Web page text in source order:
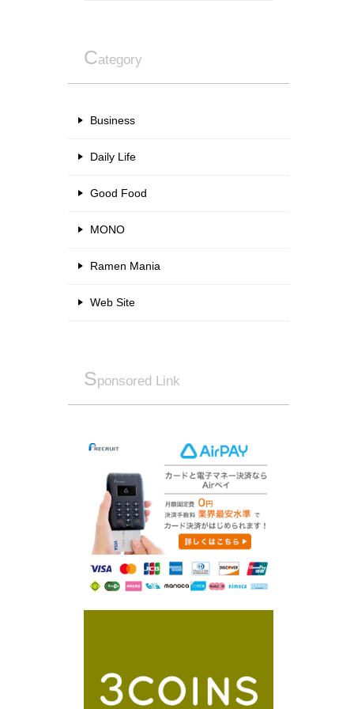
Category
Business
Daily Life
Good Food
MONO
Ramen Mania
Web Site
Sponsored Link